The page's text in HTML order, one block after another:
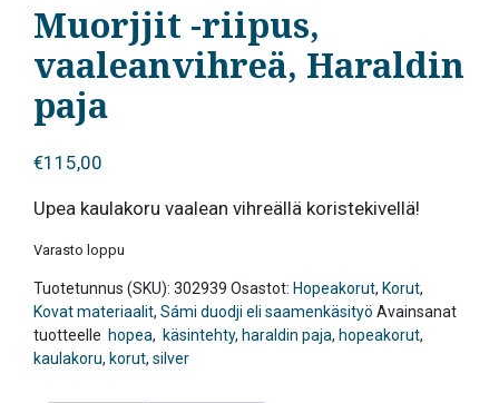
Muorjjit -riipus,
vaaleanvihreä, Haraldin
paja
€115,00
Upea kaulakoru vaalean vihreällä koristekivellä!
Varasto loppu
Tuotetunnus (SKU): 302939 Osastot: Hopeakorut, Korut,
Kovat materiaalit, Sámi duodji eli saamenkäsityö Avainsanat
tuotteelle hopea, käsintehty, haraldin paja, hopeakorut,
kaulakoru, korut, silver